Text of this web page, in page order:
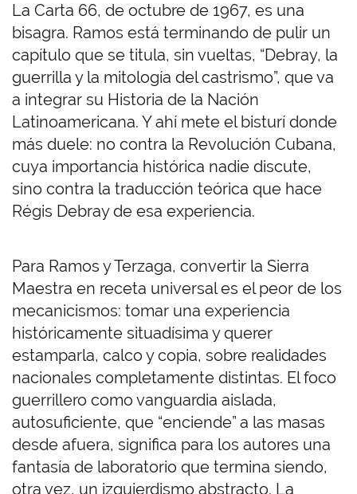
La Carta 66, de octubre de 1967, es una
bisagra. Ramos está terminando de pulir un
capítulo que se titula, sin vueltas, “Debray, la
guerrilla y la mitología del castrismo”, que va
a integrar su Historia de la Nación
Latinoamericana. Y ahí mete el bisturí donde
más duele: no contra la Revolución Cubana,
cuya importancia histórica nadie discute,
sino contra la traducción teórica que hace
Régis Debray de esa experiencia.
Para Ramos y Terzaga, convertir la Sierra
Maestra en receta universal es el peor de los
mecanicismos: tomar una experiencia
históricamente situadísima y querer
estamparla, calco y copia, sobre realidades
nacionales completamente distintas. El foco
guerrillero como vanguardia aislada,
autosuficiente, que “enciende” a las masas
desde afuera, significa para los autores una
fantasía de laboratorio que termina siendo,
otra vez, un izquierdismo abstracto. La